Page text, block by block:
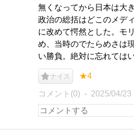
無くなってから日本は大
政治の総括はどこのメデ
に改めて愕然とした。モ
め、当時のでたらめさは
い勝負。絶対に忘れては
ナイス ★4
コメント(0) 2025/04/23